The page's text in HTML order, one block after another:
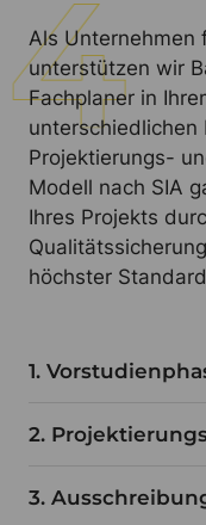
Als Unternehmen
unterstützen wir
Fachplaner in
Projektierungs-
Modell nach SIA
Ihres Projekts
höchster
1.
2.
3.